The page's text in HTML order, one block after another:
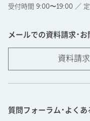
受付時間 9:00〜19:00 ／
メールでの資料請求･お
資料請
質問フォーラム･よくあ